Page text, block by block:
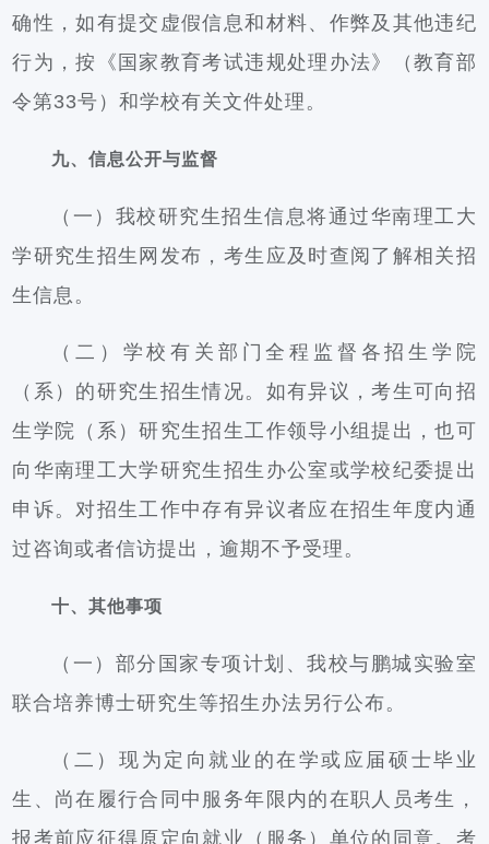
确性，如有提交虚假信息和材料、作弊及其他违纪
行为，按《国家教育考试违规处理办法》（教育部
令第33号）和学校有关文件处理。
九、信息公开与监督
（一）我校研究生招生信息将通过华南理工大
学研究生招生网发布，考生应及时查阅了解相关招
生信息。
（二）学校有关部门全程监督各招生学院
（系）的研究生招生情况。如有异议，考生可向招
生学院（系）研究生招生工作领导小组提出，也可
向华南理工大学研究生招生办公室或学校纪委提出
申诉。对招生工作中存有异议者应在招生年度内通
过咨询或者信访提出，逾期不予受理。
十、其他事项
（一）部分国家专项计划、我校与鹏城实验室
联合培养博士研究生等招生办法另行公布。
（二）现为定向就业的在学或应届硕士毕业
生、尚在履行合同中服务年限内的在职人员考生，
报考前应征得原定向就业（服务）单位的同意。考